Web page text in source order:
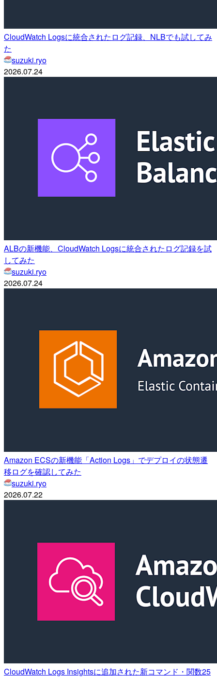
CloudWatch Logsに統合されたログ記録、NLBでも試してみ
た
suzuki.ryo
2026.07.24
ALBの新機能、CloudWatch Logsに統合されたログ記録を試
してみた
suzuki.ryo
2026.07.24
Amazon ECSの新機能「Action Logs」でデプロイの状態遷
移ログを確認してみた
suzuki.ryo
2026.07.22
CloudWatch Logs Insightsに追加された新コマンド・関数25